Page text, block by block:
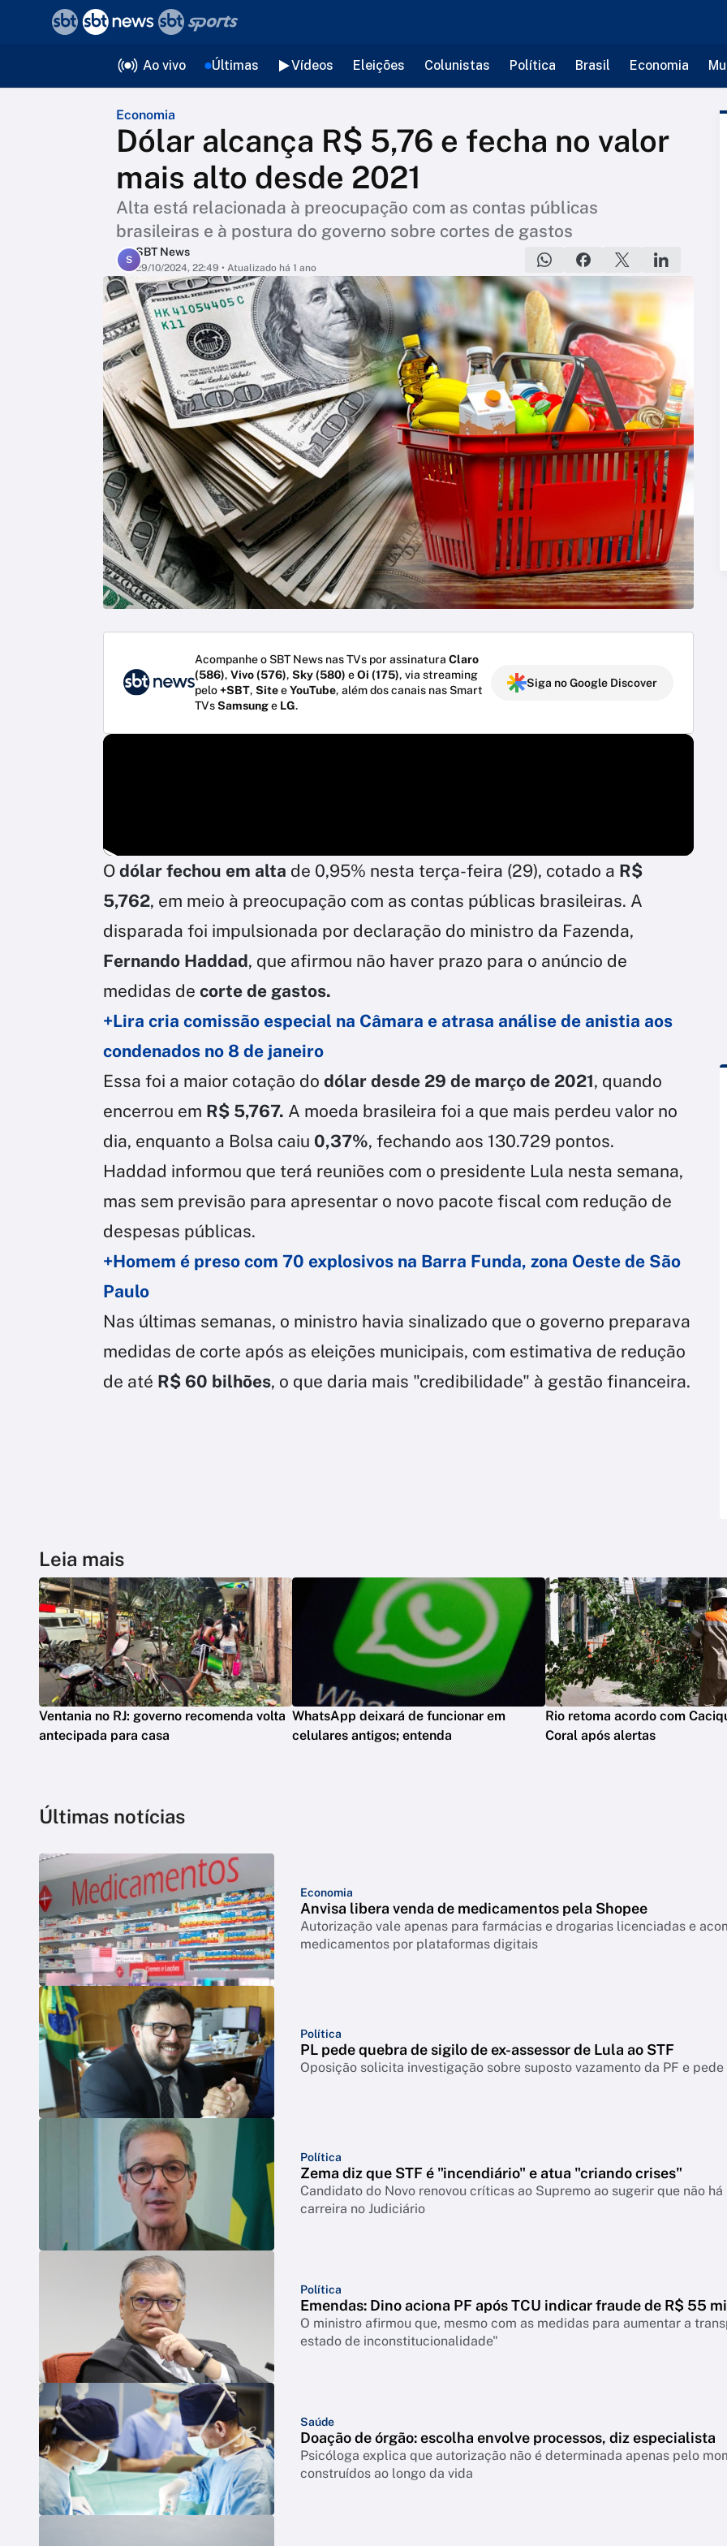
Ao vivo Últimas Vídeos Eleições Colunistas Política Brasil Economia
Economia
Dólar alcança R$ 5,76 e fecha no valor
mais alto desde 2021
Alta está relacionada à preocupação com as contas públicas
brasileiras e à postura do governo sobre cortes de gastos
S
SBT News
29/10/2024, 22:49 • Atualizado há 1 ano
Acompanhe o SBT News nas TVs por assinatura Claro
(586), Vivo (576), Sky (580) eOi (175), via streaming
pelo+SBT, SiteeYouTube, além dos canais nas Smart
TVsSamsunge LG.
Siga no Google Discover
O dólar fechou em alta de 0,95% nesta terça-feira (29), cotado a R$
5,762, em meio à preocupação com as contas públicas brasileiras. A
disparada foi impulsionada por declaração do ministro da Fazenda,
Fernando Haddad, que afirmou não haver prazo para o anúncio de
medidas de corte de gastos.
+Lira cria comissão especial na Câmara e atrasa análise de anistia aos
condenados no 8 de janeiro
Essa foi a maior cotação do dólar desde 29 de março de 2021, quando
encerrou em R$ 5,767. A moeda brasileira foi a que mais perdeu valor no
dia, enquanto a Bolsa caiu 0,37%, fechando aos 130.729 pontos.
Haddad informou que terá reuniões com o presidente Lula nesta semana,
mas sem previsão para apresentar o novo pacote fiscal com redução de
despesas públicas.
+Homem é preso com 70 explosivos na Barra Funda, zona Oeste de São
Paulo
Nas últimas semanas, o ministro havia sinalizado que o governo preparava
medidas de corte após as eleições municipais, com estimativa de redução
de até R$ 60 bilhões, o que daria mais "credibilidade" à gestão financeira.
Leia mais
Ventania no RJ: governo recomenda volta
antecipada para casa
WhatsApp deixará de funcionar em
celulares antigos; entenda
Rio retoma acordo com
Coral após alertas
Últimas notícias
Economia
Anvisa libera venda de medicamentos pela Shopee
Autorização vale apenas para farmácias e drogarias licenciadas e
medicamentos por plataformas digitais
Política
PL pede quebra de sigilo de ex-assessor de Lula ao STF
Oposição solicita investigação sobre suposto vazamento da PF e
Política
Zema diz que STF é "incendiário" e atua "criando crises"
Candidato do Novo renovou críticas ao Supremo ao sugerir que não
carreira no Judiciário
Política
Emendas: Dino aciona PF após TCU indicar fraude de R$ 55 mi
O ministro afirmou que, mesmo com as medidas para aumentar a
estado de inconstitucionalidade"
Saúde
Doação de órgão: escolha envolve processos, diz especialista
Psicóloga explica que autorização não é determinada apenas pelo
construídos ao longo da vida
voltar
Editorias